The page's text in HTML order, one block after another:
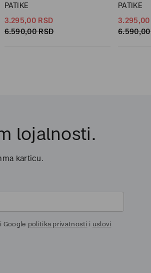
PATIKE
3.295,00 RSD
6.590,00 RSD
PATIKE
3.295,00
6.590,00
lojalnosti.
karticu.
Google politika privatnosti i uslovi